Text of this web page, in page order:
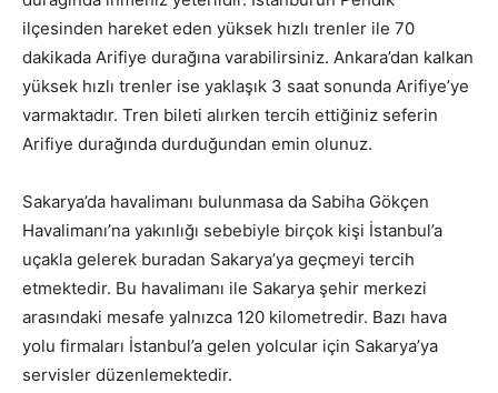
ilçesinden hareket eden yüksek hızlı trenler ile 70
dakikada Arifiye durağına varabilirsiniz. Ankara’dan kalkan
yüksek hızlı trenler ise yaklaşık 3 saat sonunda Arifiye’ye
varmaktadır. Tren bileti alırken tercih ettiğiniz seferin
Arifiye durağında durduğundan emin olunuz.
Sakarya’da havalimanı bulunmasa da Sabiha Gökçen
Havalimanı’na yakınlığı sebebiyle birçok kişi İstanbul’a
uçakla gelerek buradan Sakarya’ya geçmeyi tercih
etmektedir. Bu havalimanı ile Sakarya şehir merkezi
arasındaki mesafe yalnızca 120 kilometredir. Bazı hava
yolu firmaları İstanbul’a gelen yolcular için Sakarya’ya
servisler düzenlemektedir.